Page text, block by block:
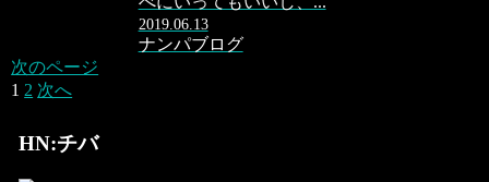
2019.06.13
ナンパブログ
次のページ
1 2 次へ
HN:チバ